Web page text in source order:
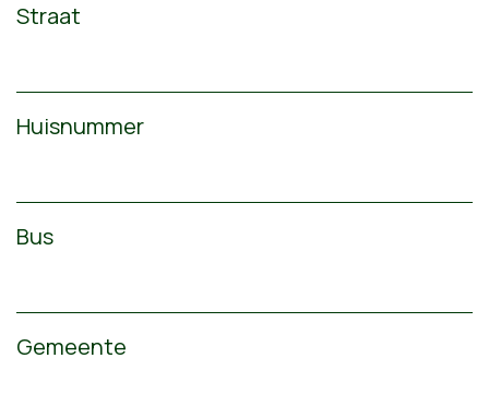
Straat
Huisnummer
Bus
Gemeente